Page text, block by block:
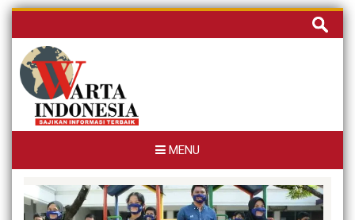
Skip
content
Cari
untuk:
MENU